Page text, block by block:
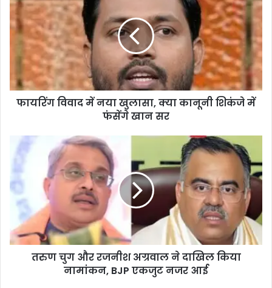
दी बिल को मंजूरी, छात्रों को मिलेगा 25% सीट
आरक्षण
नया
खुलासा,
कानूनी
शिकंजे
में
फंसेंगे
फायरिंग विवाद में नया खुलासा, क्या कानूनी शिकंजे में
फंसेंगे खान सर
तरुण
रजनीश
अग्रवाल
दाखिल
किया
नामांकन,
तरुण चुग और रजनीश अग्रवाल ने दाखिल किया
नामांकन, BJP एकजुट नजर आई